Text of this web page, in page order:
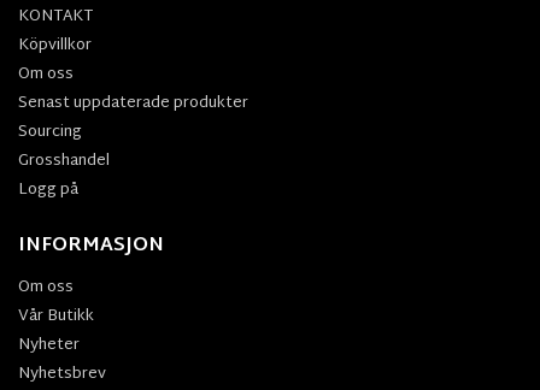
KONTAKT
Köpvillkor
Om oss
Senast uppdaterade produkter
Sourcing
Grosshandel
Logg på
INFORMASJON
Om oss
Vår Butikk
Nyheter
Nyhetsbrev